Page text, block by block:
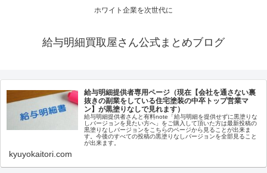
ホワイト企業を次世代に
給与明細買取屋さん公式まとめブログ
給与明細提供者専用ページ（現在【会社を通さない裏
抜きの副業をしている住宅塗装の中卒トップ営業マ
ン】が黒塗りなしで見れます）
給与明細提供者さんと有料note「給与明細を提供せずに黒塗りな
しバージョンを見たい方へ」をご購入して頂いた方は最新投稿の
黒塗りなしバージョンをこちらのページから見ることが出来ま
す。今後のすべての投稿の黒塗りなしバージョンを全部見ること
が出来ます。
kyuyokaitori.com